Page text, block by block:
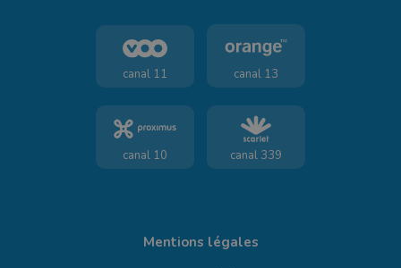
canal 11 canal 13
canal 10 canal 339
Mentions légales